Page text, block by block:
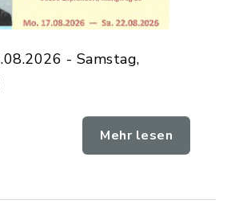
- Samstag,
Mehr lesen